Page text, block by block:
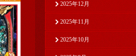
2025年12月
2025年11月
2025年10月